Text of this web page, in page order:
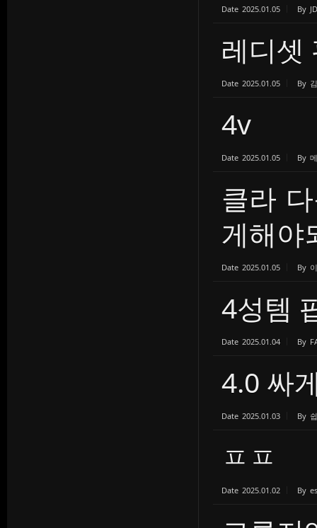
Date 2025.01.05 By JD
레디셋
Date 2025.01.05 By
4v
Date 2025.01.05 By
클라
게해야
Date 2025.01.05 By
4성템
Date 2025.01.04 By
4.0 싸
Date 2025.01.03 By
ㅍㅍ
Date 2025.01.02 By